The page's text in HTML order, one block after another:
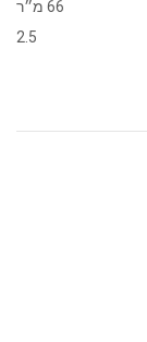
66 מ״ר
2.5